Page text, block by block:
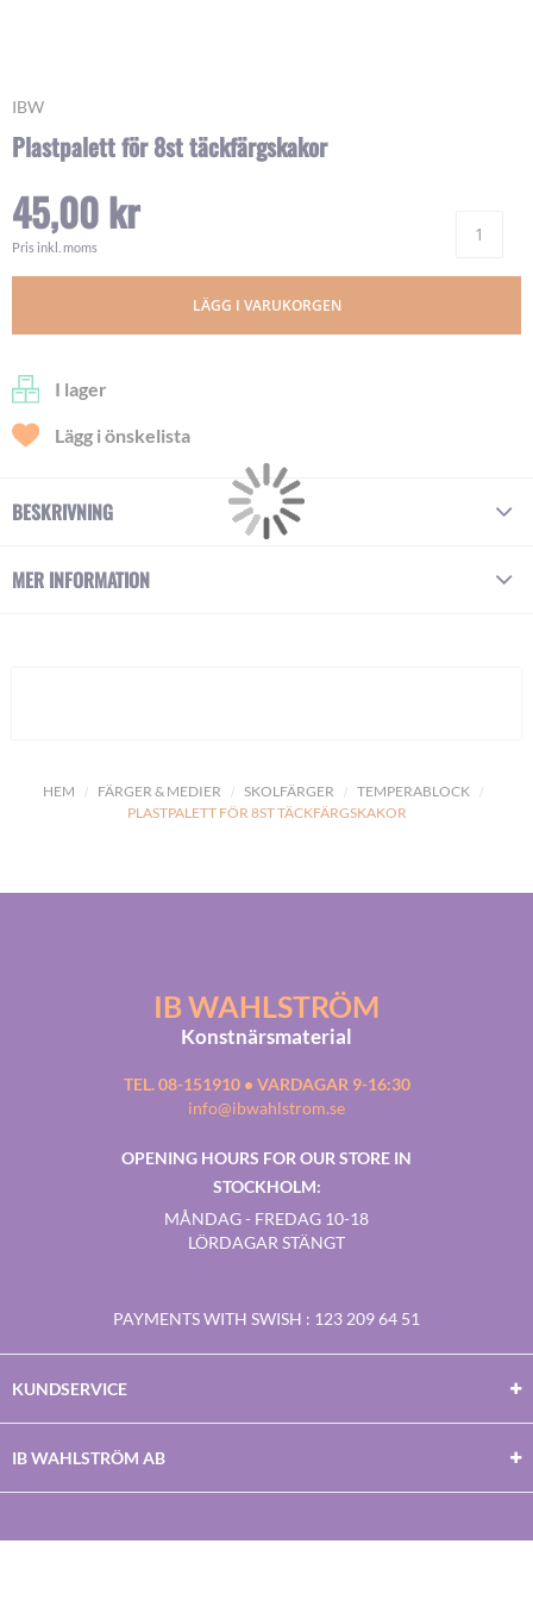
HEM FÄRGER & MEDIER SKOLFÄRGER
TEMPERABLOCK
PLASTPALETT FÖR 8ST TÄCKFÄRGSKAKOR
IBW
Plastpalett för 8st täckfärgskakor
45,00 kr
Pris inkl. moms
LÄGG I VARUKORGEN
I lager
Lägg i önskelista
Skip
the
of
the
images
BESKRIVNING
MER INFORMATION
IB WAHLSTRÖM
Konstnärsmaterial
TEL. 08-151910 • VARDAGAR 9-16:30
info@ibwahlstrom.se
OPENING HOURS FOR OUR STORE IN
STOCKHOLM:
MÅNDAG - FREDAG 10-18
LÖRDAGAR STÄNGT
PAYMENTS WITH SWISH : 123 209 64 51
KUNDSERVICE
IB WAHLSTRÖM AB
Facebook
TwitterYoutubeInstagram